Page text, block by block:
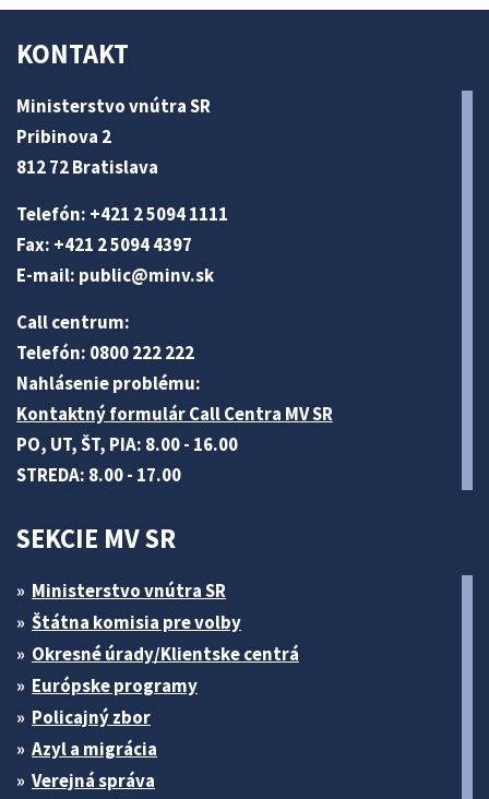
KONTAKT
Ministerstvo vnútra SR
Pribinova 2
812 72 Bratislava
Telefón: +421 2 5094 1111
Fax: +421 2 5094 4397
E-mail: public@minv.sk
Call centrum:
Telefón: 0800 222 222
Nahlásenie problému:
Kontaktný formulár Call Centra MV SR
PO, UT, ŠT, PIA: 8.00 - 16.00
STREDA: 8.00 - 17.00
SEKCIE MV SR
Ministerstvo vnútra SR
Štátna komisia pre volby
Okresné úrady/Klientske centrá
Európske programy
Policajný zbor
Azyl a migrácia
Verejná správa